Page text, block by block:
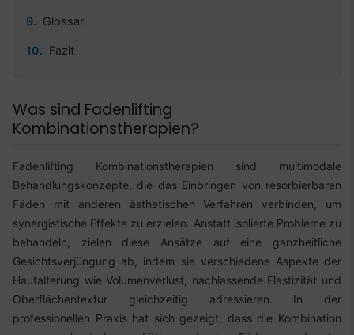
Glossar
Fazit
Was sind Fadenlifting
Kombinationstherapien?
Fadenlifting Kombinationstherapien sind multimodale
Behandlungskonzepte, die das Einbringen von resorbierbaren
Fäden mit anderen ästhetischen Verfahren verbinden, um
synergistische Effekte zu erzielen. Anstatt isolierte Probleme zu
behandeln, zielen diese Ansätze auf eine ganzheitliche
Gesichtsverjüngung ab, indem sie verschiedene Aspekte der
Hautalterung wie Volumenverlust, nachlassende Elastizität und
Oberflächentextur gleichzeitig adressieren. In der
professionellen Praxis hat sich gezeigt, dass die Kombination